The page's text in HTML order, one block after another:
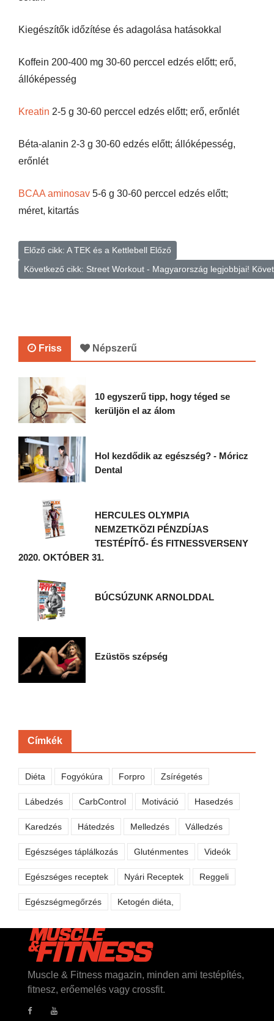
Kiegészítők időzítése és adagolása hatásokkal
Koffein 200-400 mg 30-60 perccel edzés előtt; erő,
állóképesség
Kreatin 2-5 g 30-60 perccel edzés előtt; erő, erőnlét
Béta-alanin 2-3 g 30-60 edzés előtt; állóképesség,
erőnlét
BCAA aminosav 5-6 g 30-60 perccel edzés előtt;
méret, kitartás
Előző cikk: A TEK és a Kettlebell Előző
Következő cikk: Street Workout - Magyarország legjobbjai!
Friss Népszerű
10 egyszerű tipp, hogy téged se
kerüljön el az álom
Hol kezdődik az egészség? - Móricz
Dental
HERCULES OLYMPIA
NEMZETKÖZI PÉNZDÍJAS
TESTÉPÍTŐ- ÉS FITNESSVERSENY
2020. OKTÓBER 31.
BÚCSÚZUNK ARNOLDDAL
Ezüstös szépség
Címkék
Diéta Fogyókúra Forpro Zsírégetés
Lábedzés CarbControl Motiváció Hasedzés
Karedzés Hátedzés Melledzés Válledzés
Egészséges táplálkozás Gluténmentes Videók
Egészséges receptek Nyári Receptek Reggeli
Egészségmegőrzés Ketogén diéta,
Muscle & Fitness magazin, minden ami testépítés,
fitnesz, erőemelés vagy crossfit.